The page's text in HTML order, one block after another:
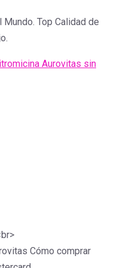
Top Calidad de
Aurovitas sin
Cómo comprar